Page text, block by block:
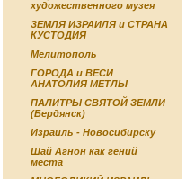
художественного музея
ЗЕМЛЯ ИЗРАИЛЯ и СТРАНА
КУСТОДИЯ
Мелитополь
ГОРОДА и ВЕСИ
АНАТОЛИЯ МЕТЛЫ
ПАЛИТРЫ СВЯТОЙ ЗЕМЛИ
(Бердянск)
Израиль - Новосибирску
Шай Агнон как гений
места